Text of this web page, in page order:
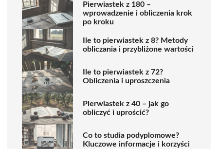
Pierwiastek z 180 –
wprowadzenie i obliczenia krok
po kroku
Ile to pierwiastek z 8? Metody
obliczania i przybliżone wartości
Ile to pierwiastek z 72?
Obliczenia i uproszczenia
Pierwiastek z 40 – jak go
obliczyć i uprościć?
Co to studia podyplomowe?
Kluczowe informacje i korzyści